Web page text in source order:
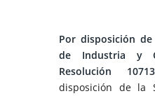
Por disposición
de Industria y
Resolución
disposición de la